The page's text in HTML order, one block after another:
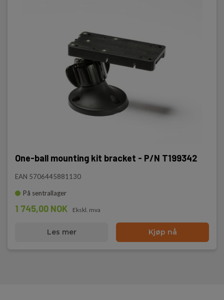
One-ball mounting kit bracket - P/N T199342
EAN 5706445881130
På sentrallager
1 745,00 NOK Ekskl. mva
Les mer Kjøp nå